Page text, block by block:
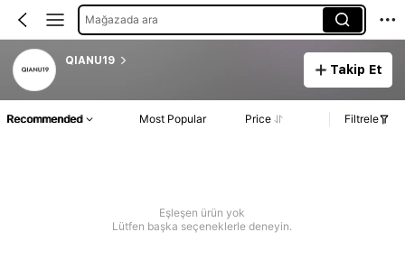
Mağazada ara
QIANU19
Takip Et
Recommended Most Popular Price Filtrele
Eşleşen ürün yok
Lütfen başka seçeneklerle deneyin.